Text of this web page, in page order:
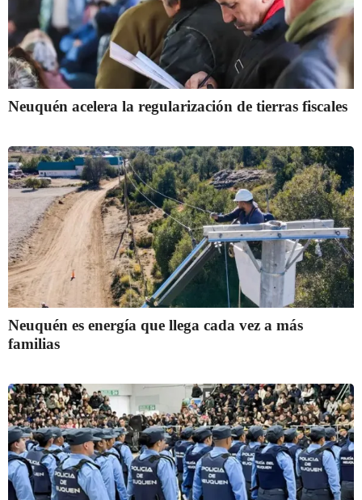
Neuquén acelera la regularización de tierras fiscales
Neuquén es energía que llega cada vez a más
familias